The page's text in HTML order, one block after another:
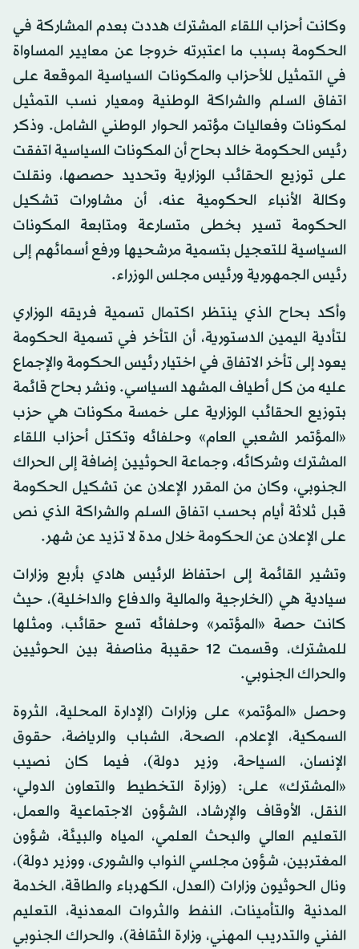
وكانت أحزاب اللقاء المشترك هددت بعدم المشاركة في
الحكومة بسبب ما اعتبرته خروجا عن معايير المساواة
في التمثيل للأحزاب والمكونات السياسية الموقعة على
اتفاق السلم والشراكة الوطنية ومعيار نسب التمثيل
لمكونات وفعاليات مؤتمر الحوار الوطني الشامل. وذكر
رئيس الحكومة خالد بحاح أن المكونات السياسية اتفقت
على توزيع الحقائب الوزارية وتحديد حصصها، ونقلت
وكالة الأنباء الحكومية عنه، أن مشاورات تشكيل
الحكومة تسير بخطى متسارعة ومتابعة المكونات
السياسية للتعجيل بتسمية مرشحيها ورفع أسمائهم إلى
رئيس الجمهورية ورئيس مجلس الوزراء.
وأكد بحاح الذي ينتظر اكتمال تسمية فريقه الوزاري
لتأدية اليمين الدستورية، أن التأخر في تسمية الحكومة
يعود إلى تأخر الاتفاق في اختيار رئيس الحكومة والإجماع
عليه من كل أطياف المشهد السياسي. ونشر بحاح قائمة
بتوزيع الحقائب الوزارية على خمسة مكونات هي حزب
«المؤتمر الشعبي العام» وحلفائه وتكتل أحزاب اللقاء
المشترك وشركائه، وجماعة الحوثيين إضافة إلى الحراك
الجنوبي، وكان من المقرر الإعلان عن تشكيل الحكومة
قبل ثلاثة أيام بحسب اتفاق السلم والشراكة الذي نص
على الإعلان عن الحكومة خلال مدة لا تزيد عن شهر.
وتشير القائمة إلى احتفاظ الرئيس هادي بأربع وزارات
سيادية هي (الخارجية والمالية والدفاع والداخلية)، حيث
كانت حصة «المؤتمر» وحلفائه تسع حقائب، ومثلها
للمشترك، وقسمت 12 حقيبة مناصفة بين الحوثيين
والحراك الجنوبي.
وحصل «المؤتمر» على وزارات (الإدارة المحلية، الثروة
السمكية، الإعلام، الصحة، الشباب والرياضة، حقوق
الإنسان، السياحة، وزير دولة)، فيما كان نصيب
«المشترك» على: (وزارة التخطيط والتعاون الدولي،
النقل، الأوقاف والإرشاد، الشؤون الاجتماعية والعمل،
التعليم العالي والبحث العلمي، المياه والبيئة، شؤون
المغتربين، شؤون مجلسي النواب والشورى، ووزير دولة)،
ونال الحوثيون وزارات (العدل، الكهرباء والطاقة، الخدمة
المدنية والتأمينات، النفط والثروات المعدنية، التعليم
الفني والتدريب المهني، وزارة الثقافة)، والحراك الجنوبي